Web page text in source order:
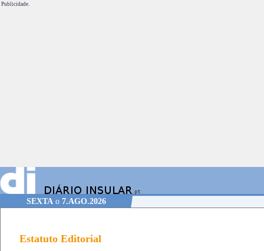
Publicidade.
SEXTA o 7.AGO.2026
Estatuto Editorial